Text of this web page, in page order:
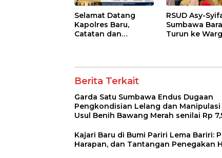
Selamat Datang
Kapolres Baru,
Catatan dan
RSUD Asy-
Sumbawa
Turun ke
Berita Terkait
Garda Satu Sumbawa Endus Dugaan
Pengkondisian Lelang dan Manipulasi
Usul Benih Bawang Merah senilai Rp
Kajari Baru di Bumi Pariri Lema Bariri:
Harapan, dan Tantangan Penegakan